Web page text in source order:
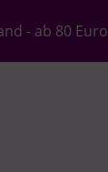
- ab 80 Euro